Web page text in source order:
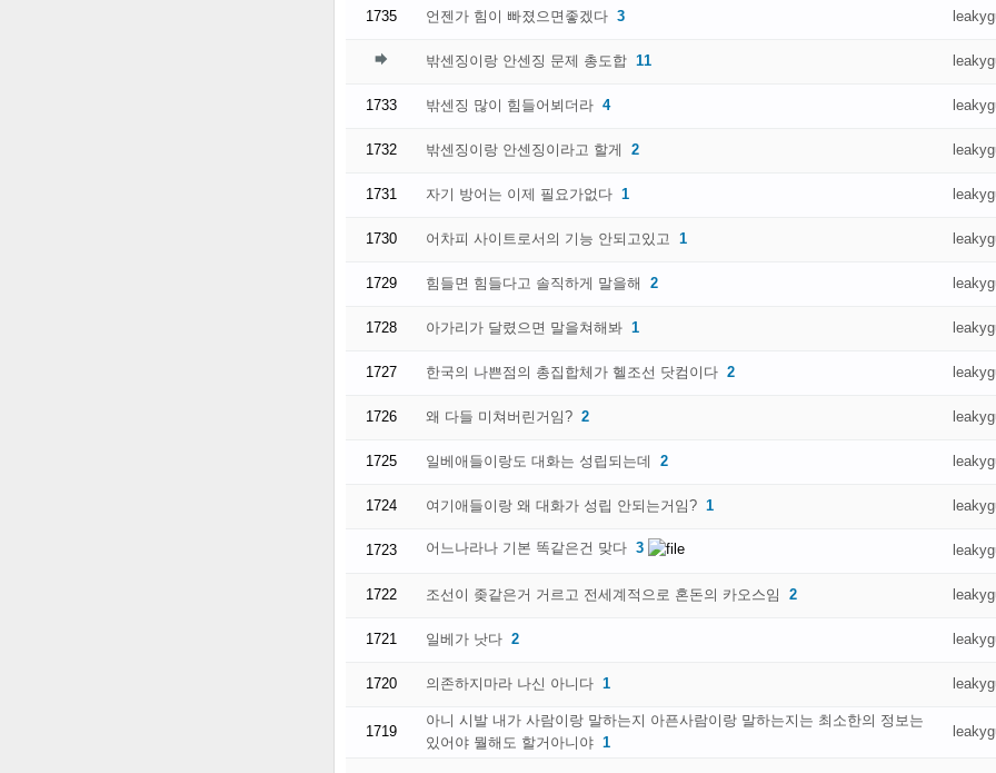
1735 언젠가 힘이 빠졌으면좋겠다 3
 밖센징이랑 안센징 문제 총도합 11
1733 밖센징 많이 힘들어뵈더라 4
1732 밖센징이랑 안센징이라고 할게 2
1731 자기 방어는 이제 필요가없다 1
1730 어차피 사이트로서의 기능 안되고있고 1
1729 힘들면 힘들다고 솔직하게 말을해 2
1728 아가리가 달렸으면 말을쳐해봐 1
1727 한국의 나쁜점의 총집합체가 헬조선 닷컴이다 2
1726 왜 다들 미쳐버린거임? 2
1725 일베애들이랑도 대화는 성립되는데 2
1724 여기애들이랑 왜 대화가 성립 안되는거임? 1
1723 어느나라나 기본 똑같은건 맞다 3
1722 조선이 좆같은거 거르고 전세계적으로 혼돈의 카오스임 2
1721 일베가 낫다 2
1720 의존하지마라 나신 아니다 1
1719
아니 시발 내가 사람이랑 말하는지 아픈사람이랑 말하는지는 최소한의 정보는
있어야 뭘해도 할거아니야 1